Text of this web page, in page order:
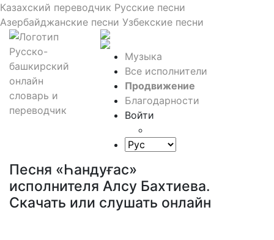
Казахский переводчик Русские песни
Азербайджанские песни Узбекские песни
Музыка
Все исполнители
Продвижение
Благодарности
Войти
Песня «Һандуғас»
исполнителя Алсу Бахтиева.
Скачать или слушать онлайн